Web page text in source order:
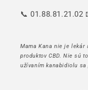
📞 01.88.81.21.02
Mama Kana nie je lekár
produktov CBD. Nie sú
užívaním kanabidiolu